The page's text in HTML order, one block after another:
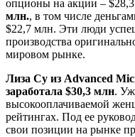
опционы на акции –
млн., в том числе
$22,7 млн. Эти люди
производства
мировом рынке.
Лиза Су из Advanced
заработала $30,3 млн.
высокооплачиваемой
рейтингах. Под ее
свои позиции на рынке